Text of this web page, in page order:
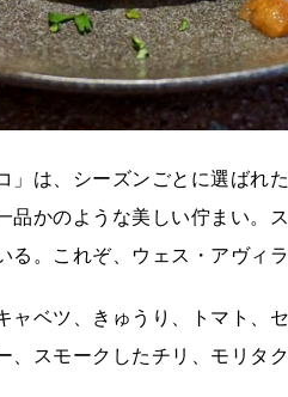
」は、シーズンごとに選ばれ
品かのような美しい佇まい。
る。これぞ、ウェス・アヴィ
ャベツ、きゅうり、トマト、
、スモークしたチリ、モリタ